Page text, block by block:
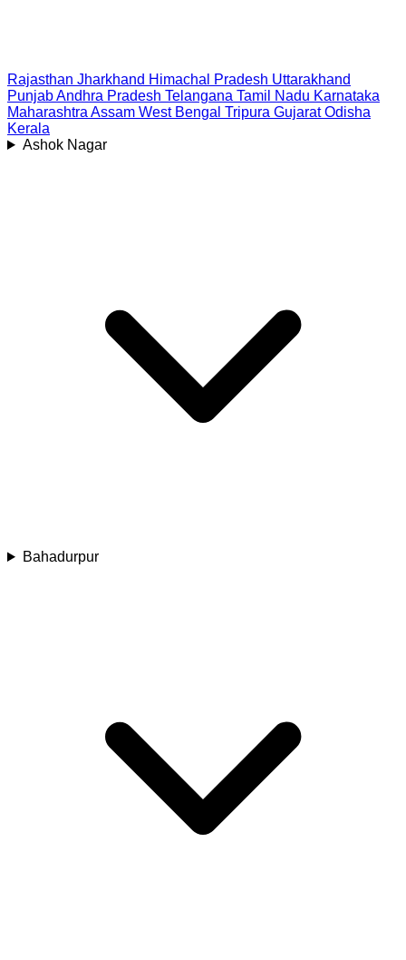
Rajasthan Jharkhand Himachal Pradesh Uttarakhand
PunjabAndhra Pradesh Telangana Tamil Nadu Karnataka
Maharashtra Assam West Bengal Tripura Gujarat Odisha
Kerala
Ashok Nagar
Bahadurpur